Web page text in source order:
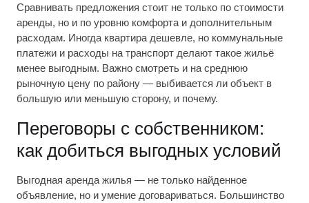
Сравнивать предложения стоит не только по стоимости
аренды, но и по уровню комфорта и дополнительным
расходам. Иногда квартира дешевле, но коммунальные
платежи и расходы на транспорт делают такое жильё
менее выгодным. Важно смотреть и на среднюю
рыночную цену по району — выбивается ли объект в
большую или меньшую сторону, и почему.
Переговоры с собственником:
как добиться выгодных условий
Выгодная аренда жилья — не только найденное
объявление, но и умение договариваться. Большинство